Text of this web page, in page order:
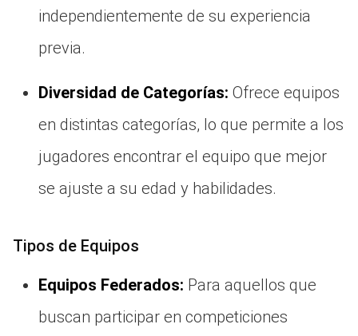
independientemente de su experiencia
previa.
Diversidad de Categorías: Ofrece equipos
en distintas categorías, lo que permite a los
jugadores encontrar el equipo que mejor
se ajuste a su edad y habilidades.
Tipos de Equipos
Equipos Federados: Para aquellos que
buscan participar en competiciones